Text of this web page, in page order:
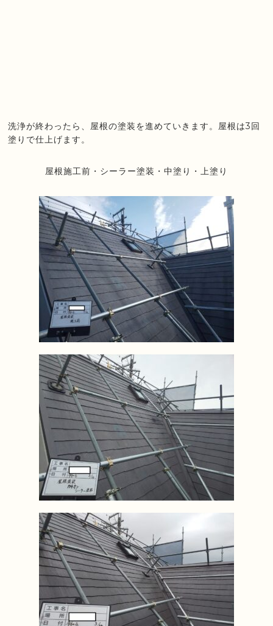
洗浄が終わったら、屋根の塗装を進めていきます。屋根は3回
塗り で仕上げます。
屋根施工前・シーラー塗装・中塗り・上塗り